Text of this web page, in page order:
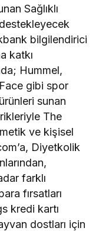
Sağlıklı
bilgilendirici
katkı
Hummel,
gibi spor
sunan
The
ve kişisel
Diyetkolik
farklı
fırsatları
kredi kartı
dostları için